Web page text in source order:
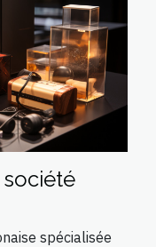
spécialisée